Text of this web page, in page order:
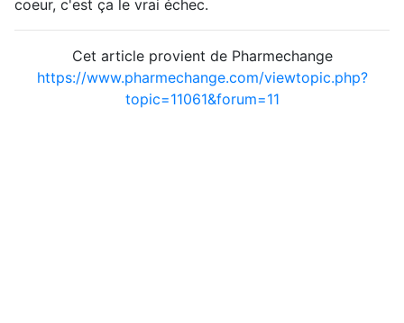
coeur, c'est ça le vrai échec.
Cet article provient de Pharmechange
https://www.pharmechange.com/viewtopic.php?
topic=11061&forum=11